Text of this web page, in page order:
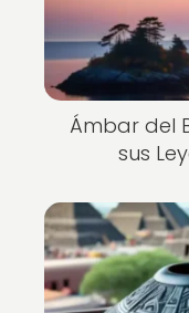
Ámbar del
sus